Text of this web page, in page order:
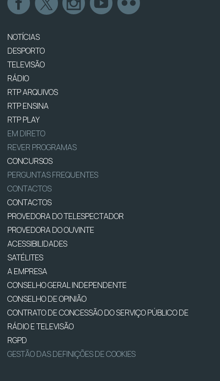
NOTÍCIAS
DESPORTO
TELEVISÃO
RÁDIO
RTP ARQUIVOS
RTP ENSINA
RTP PLAY
EM DIRETO
REVER PROGRAMAS
CONCURSOS
PERGUNTAS FREQUENTES
CONTACTOS
CONTACTOS
PROVEDORA DO TELESPECTADOR
PROVEDORA DO OUVINTE
ACESSIBILIDADES
SATÉLITES
A EMPRESA
CONSELHO GERAL INDEPENDENTE
CONSELHO DE OPINIÃO
CONTRATO DE CONCESSÃO DO SERVIÇO PÚBLICO DE
RÁDIO E TELEVISÃO
RGPD
GESTÃO DAS DEFINIÇÕES DE COOKIES